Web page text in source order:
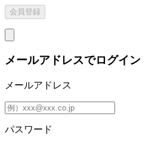
メールアドレスでログイン
メールアドレス
パスワード